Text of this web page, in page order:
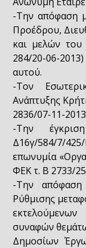
-Την απόφαση
Προέδρου,
και μελών
284/20-06-2013)
αυτού.
-Τον
Ανάπτυξης
2836/07-11-
-Την
Δ16γ/584/7/425/
επωνυμία
ΦΕΚ τ. Β 2733/
-Την
Ρύθμισης
συναφών
Δημοσίων